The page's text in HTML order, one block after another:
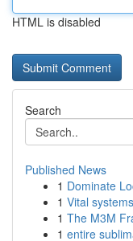
HTML is disabled
Search
Published News
1 Dominate
1 Vital
1 The M3M
1 entire